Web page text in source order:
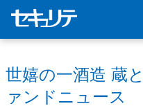
世嬉の一酒造 蔵
ァンドニュース